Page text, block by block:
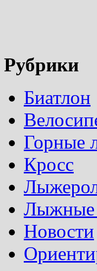
Рубрики
Биатлон
Горные
Кросс
Лыжные
Новости